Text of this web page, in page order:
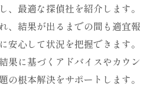
、最適な探偵社を紹介します。
、結果が出るまでの間も適宜報
安心して状況を把握できます。
果に基づくアドバイスやカウン
の根本解決をサポートします。